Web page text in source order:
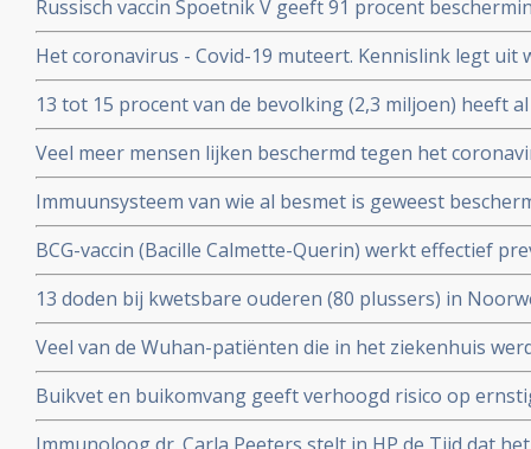
Russisch vaccin Spoetnik V geeft 91 procent
procent bescherming tegen ernstig ziek worden. Blijkt
tussenresultaten
Het coronavirus - Covid-19 muteert. Kennislink legt uit
vaccins bv.
13 tot 15 procent van de bevolking (2,3 miljoen) heeft
coronavirus aangemaakt en hebben al langdurende
opgebouwd. Blijkt uit onderzoek van bloedbank
bloeddonoren.
Veel meer mensen lijken beschermd tegen het
gedacht. Door vroegere besmettingen met
immuniteit opgebouwd.
Immuunsysteem van wie al besmet is geweest
uit ons immuunsysteem ook tegen nieuwe mutaties
Braziliaanse mutaties van het coronavirus - Covid-19
BCG-vaccin (Bacille Calmette-Querin) werkt effectief
ziekten – mogelijk ook tegen COVID-19. RADBOUD
uitstekende resultaten uit studie met ouderen.
13 doden bij kwetsbare ouderen (80 plussers) in
vaccin van Pfizer of Moderna.
Veel van de Wuhan-patiënten die in het ziekenhuis
had zes maanden later nog steeds symptomen, zo
Buikvet en buikomvang geeft verhoogd risico op
coronavirus - Covid-19 blijkt uit Nederlandse studie